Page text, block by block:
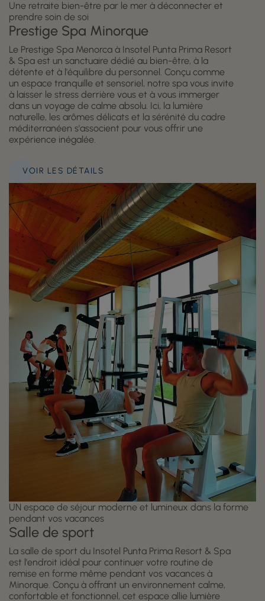
Une retraite bien-être par le mer à déconnecter et
prendre soin de soi
Prestige Spa Minorque
Le Prestige Spa Menorca à Insotel Punta Prima Resort
& Spa est un sanctuaire dédié au bien-être, à la
détente et à l'équilibre du personnel. Conçu comme
un espace tranquille et sensoriel, notre spa vous invite
à laisser le stress derrière vous et à vous immerger
dans un voyage de calme absolu. Ici, la lumière
naturelle, les arômes délicats et la sérénité du cadre
méditerranéen s'associent pour vous offrir une
expérience inégalée.
VOIR LES DÉTAILS
UN espace de séjour moderne et lumineux dans la forme
pendant vos vacances
Salle de sport
La salle de sport du Insotel Punta Prima Resort & Spa
est l'endroit idéal pour continuer votre routine de
remise en forme même pendant vos vacances à
Minorque. Conçu à offrant un environnement calme,
confortable et fonctionnel, cet espace allie lumière